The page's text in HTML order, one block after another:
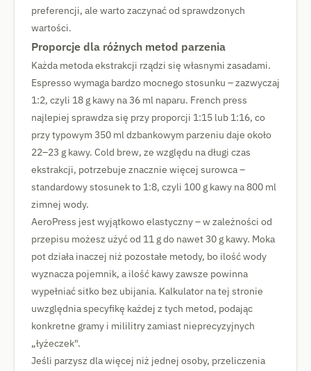
preferencji, ale warto zaczynać od sprawdzonych
wartości.
Proporcje dla różnych metod parzenia
Każda metoda ekstrakcji rządzi się własnymi zasadami.
Espresso wymaga bardzo mocnego stosunku – zazwyczaj
1:2, czyli 18 g kawy na 36 ml naparu. French press
najlepiej sprawdza się przy proporcji 1:15 lub 1:16, co
przy typowym 350 ml dzbankowym parzeniu daje około
22–23 g kawy. Cold brew, ze względu na długi czas
ekstrakcji, potrzebuje znacznie więcej surowca –
standardowy stosunek to 1:8, czyli 100 g kawy na 800 ml
zimnej wody.
AeroPress jest wyjątkowo elastyczny – w zależności od
przepisu możesz użyć od 11 g do nawet 30 g kawy. Moka
pot działa inaczej niż pozostałe metody, bo ilość wody
wyznacza pojemnik, a ilość kawy zawsze powinna
wypełniać sitko bez ubijania. Kalkulator na tej stronie
uwzględnia specyfikę każdej z tych metod, podając
konkretne gramy i mililitry zamiast nieprecyzyjnych
„łyżeczek".
Jeśli parzysz dla więcej niż jednej osoby, przeliczenia